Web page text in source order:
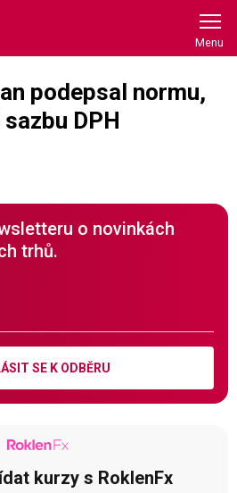
podepsal normu,
DPH
o novinkách
trhů.
SE K ODBĚRU
kurzy s RoklenFx